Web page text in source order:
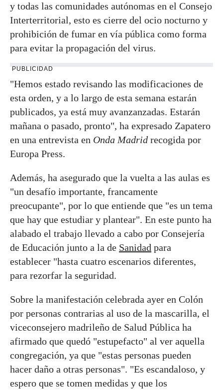
y todas las comunidades autónomas en el Consejo
Interterritorial, esto es cierre del ocio nocturno y
prohibición de fumar en vía pública como forma
para evitar la propagación del virus.
PUBLICIDAD
"Hemos estado revisando las modificaciones de
esta orden, y a lo largo de esta semana estarán
publicados, ya está muy avanzanzadas. Estarán
mañana o pasado, pronto", ha expresado Zapatero
en una entrevista en Onda Madrid recogida por
Europa Press.
Además, ha asegurado que la vuelta a las aulas es
"un desafío importante, francamente
preocupante", por lo que entiende que "es un tema
que hay que estudiar y plantear". En este punto ha
alabado el trabajo llevado a cabo por Consejería
de Educación junto a la de Sanidad para
establecer "hasta cuatro escenarios diferentes,
para rezorfar la seguridad.
Sobre la manifestación celebrada ayer en Colón
por personas contrarias al uso de la mascarilla, el
viceconsejero madrileño de Salud Pública ha
afirmado que quedó "estupefacto" al ver aquella
congregación, ya que "estas personas pueden
hacer daño a otras personas". "Es escandaloso, y
espero que se tomen medidas y que los